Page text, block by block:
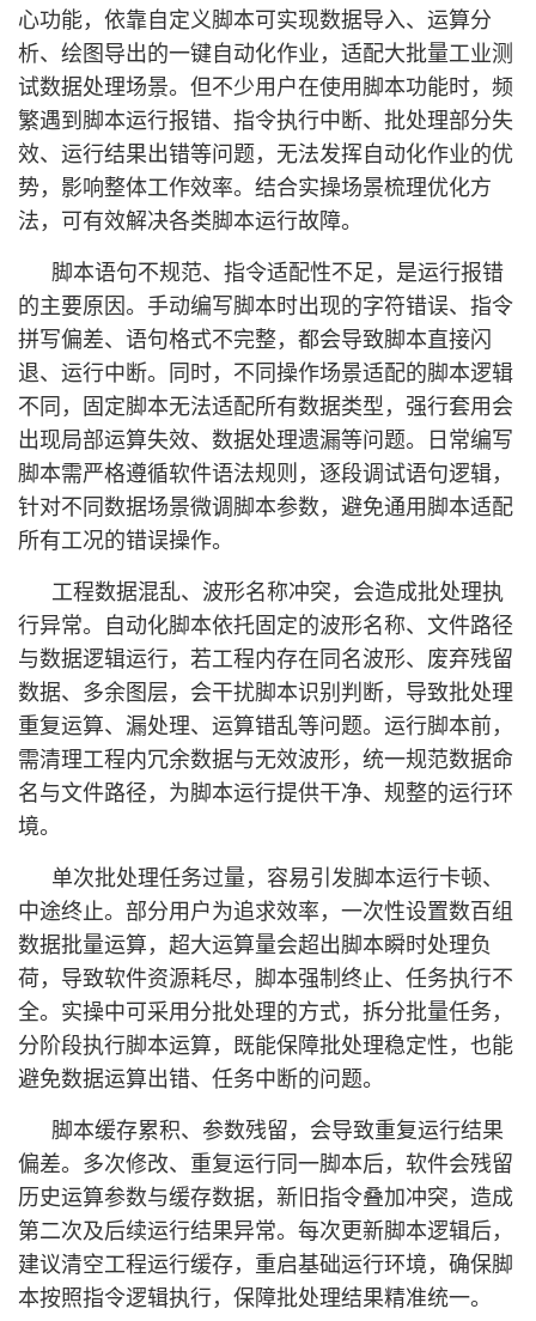
心功能，依靠自定义脚本可实现数据导入、运算分
析、绘图导出的一键自动化作业，适配大批量工业测
试数据处理场景。但不少用户在使用脚本功能时，频
繁遇到脚本运行报错、指令执行中断、批处理部分失
效、运行结果出错等问题，无法发挥自动化作业的优
势，影响整体工作效率。结合实操场景梳理优化方
法，可有效解决各类脚本运行故障。
脚本语句不规范、指令适配性不足，是运行报错
的主要原因。手动编写脚本时出现的字符错误、指令
拼写偏差、语句格式不完整，都会导致脚本直接闪
退、运行中断。同时，不同操作场景适配的脚本逻辑
不同，固定脚本无法适配所有数据类型，强行套用会
出现局部运算失效、数据处理遗漏等问题。日常编写
脚本需严格遵循软件语法规则，逐段调试语句逻辑，
针对不同数据场景微调脚本参数，避免通用脚本适配
所有工况的错误操作。
工程数据混乱、波形名称冲突，会造成批处理执
行异常。自动化脚本依托固定的波形名称、文件路径
与数据逻辑运行，若工程内存在同名波形、废弃残留
数据、多余图层，会干扰脚本识别判断，导致批处理
重复运算、漏处理、运算错乱等问题。运行脚本前，
需清理工程内冗余数据与无效波形，统一规范数据命
名与文件路径，为脚本运行提供干净、规整的运行环
境。
单次批处理任务过量，容易引发脚本运行卡顿、
中途终止。部分用户为追求效率，一次性设置数百组
数据批量运算，超大运算量会超出脚本瞬时处理负
荷，导致软件资源耗尽，脚本强制终止、任务执行不
全。实操中可采用分批处理的方式，拆分批量任务，
分阶段执行脚本运算，既能保障批处理稳定性，也能
避免数据运算出错、任务中断的问题。
脚本缓存累积、参数残留，会导致重复运行结果
偏差。多次修改、重复运行同一脚本后，软件会残留
历史运算参数与缓存数据，新旧指令叠加冲突，造成
第二次及后续运行结果异常。每次更新脚本逻辑后，
建议清空工程运行缓存，重启基础运行环境，确保脚
本按照指令逻辑执行，保障批处理结果精准统一。